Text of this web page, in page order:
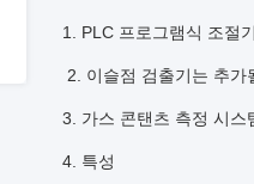
1. PLC 프로그램식 조절
2. 이슬점 검출기는 추가
3. 가스 콘탠츠 측정 시스
4. 특성